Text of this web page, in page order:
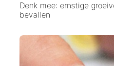
Denk mee: ernstige
bevallen